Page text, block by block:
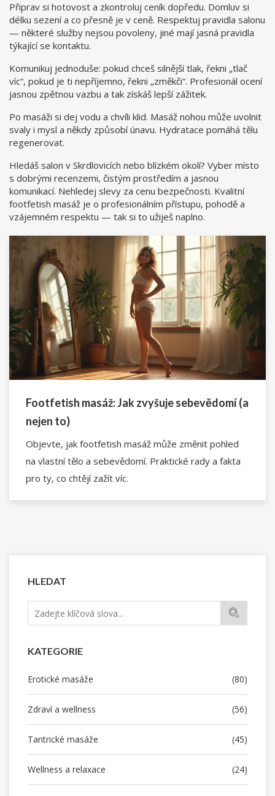
HLEDAT
KATEGORIE
Erotické masáže (80)
Zdraví a wellness (56)
Tantrické masáže (45)
Wellness a relaxace (24)
Připrav si hotovost a zkontroluj ceník dopředu. Domluv si
délku sezení a co přesně je v ceně. Respektuj pravidla salonu
— některé služby nejsou povoleny, jiné mají jasná pravidla
týkající se kontaktu.
Komunikuj jednoduše: pokud chceš silnější tlak, řekni „tlač
víc“, pokud je ti nepříjemno, řekni „změkči“. Profesionál ocení
jasnou zpětnou vazbu a tak získáš lepší zážitek.
Po masáži si dej vodu a chvíli klid. Masáž nohou může uvolnit
svaly i mysl a někdy způsobí únavu. Hydratace pomáhá tělu
regenerovat.
Hledáš salon v Skrdlovicích nebo blízkém okolí? Vyber místo
s dobrými recenzemi, čistým prostředím a jasnou
komunikací. Nehledej slevy za cenu bezpečnosti. Kvalitní
footfetish masáž je o profesionálním přístupu, pohodě a
vzájemném respektu — tak si to užiješ naplno.
Footfetish masáž: Jak zvyšuje sebevědomí (a
nejen to)
Objevte, jak footfetish masáž může změnit pohled
na vlastní tělo a sebevědomí. Praktické rady a fakta
pro ty, co chtějí zažít víc.